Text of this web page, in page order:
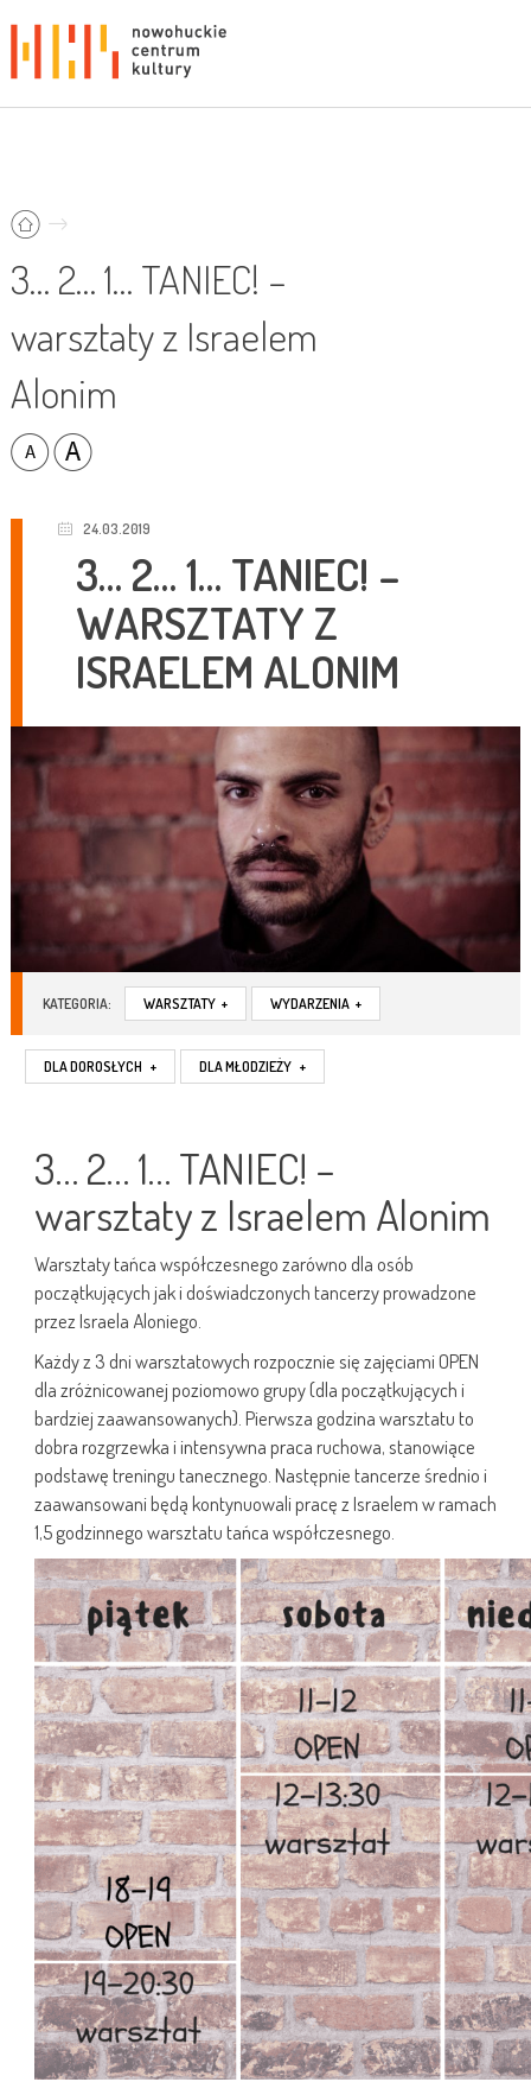
3… 2… 1… TANIEC! –
warsztaty z Israelem
Alonim
24.03.2019
3… 2… 1… TANIEC! –
WARSZTATY Z
ISRAELEM ALONIM
KATEGORIA: WARSZTATY + WYDARZENIA +
DLA DOROSŁYCH + DLA MŁODZIEŻY +
3… 2… 1… TANIEC! –
warsztaty z Israelem Alonim
Warsztaty tańca współczesnego zarówno dla osób
początkujących jak i doświadczonych tancerzy prowadzone
przez Israela Aloniego.
Każdy z 3 dni warsztatowych rozpocznie się zajęciami OPEN
dla zróżnicowanej poziomowo grupy (dla początkujących i
bardziej zaawansowanych). Pierwsza godzina warsztatu to
dobra rozgrzewka i intensywna praca ruchowa, stanowiące
podstawę treningu tanecznego. Następnie tancerze średnio i
zaawansowani będą kontynuowali pracę z Israelem w ramach
1,5 godzinnego warsztatu tańca współczesnego.